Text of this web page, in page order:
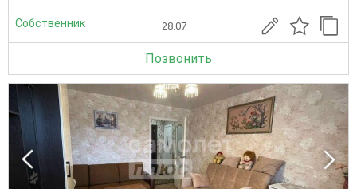
Собственник 28.07
Позвонить